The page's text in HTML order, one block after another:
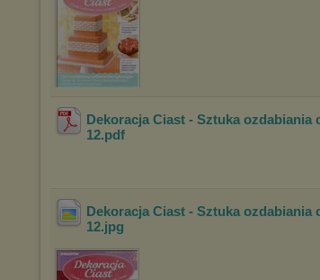
Dekoracja Ciast - Sztuka ozdabiania
12.pdf
Dekoracja Ciast - Sztuka ozdabiania
12.jpg